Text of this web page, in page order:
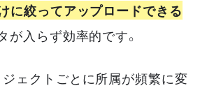
に絞ってアップロードできる
が入らず効率的です。
ェクトごとに所属が頻繁に変